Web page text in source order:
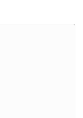
2026 — Dalam
Tahun